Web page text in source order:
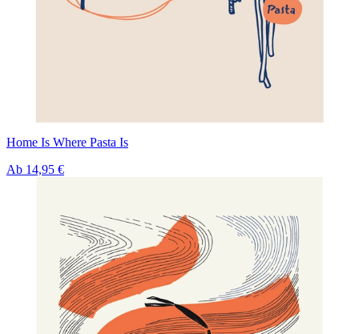
Home Is Where Pasta Is
Ab 14,95 €